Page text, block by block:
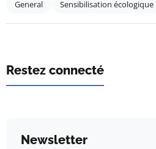
General
Sensibilisation écologique
Restez connecté
Newsletter